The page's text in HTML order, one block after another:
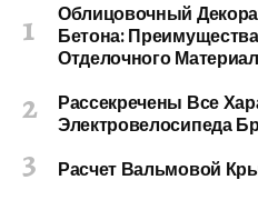
Облицовочный
Бетона:
Отделочного
Рассекречены Все
Электровелосипеда
Расчет Вальмовой